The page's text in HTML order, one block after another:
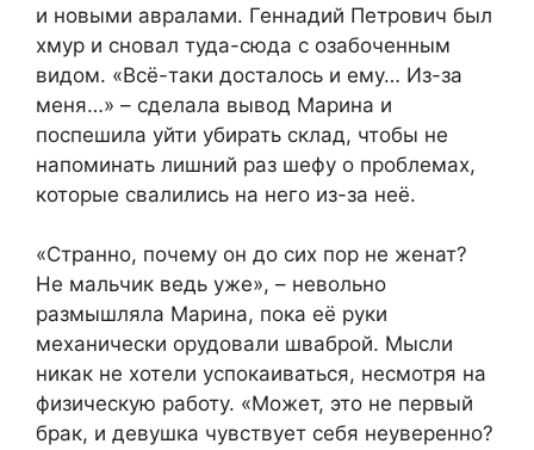
и новыми авралами. Геннадий Петрович был
хмур и сновал туда-сюда с озабоченным
видом. «Всё-таки досталось и ему… Из-за
меня…» – сделала вывод Марина и
поспешила уйти убирать склад, чтобы не
напоминать лишний раз шефу о проблемах,
которые свалились на него из-за неё.
«Странно, почему он до сих пор не женат?
Не мальчик ведь уже», – невольно
размышляла Марина, пока её руки
механически орудовали шваброй. Мысли
никак не хотели успокаиваться, несмотря на
физическую работу. «Может, это не первый
брак, и девушка чувствует себя неуверенно?